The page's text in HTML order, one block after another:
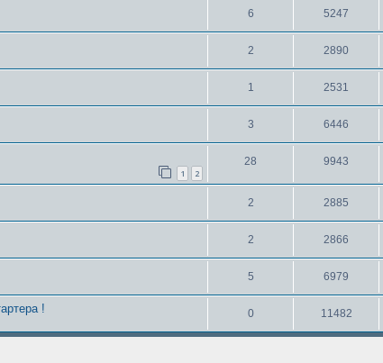
6 5247
2 2890
1 2531
3 6446
1 2
28 9943
2 2885
2 2866
5 6979
! 0 11482